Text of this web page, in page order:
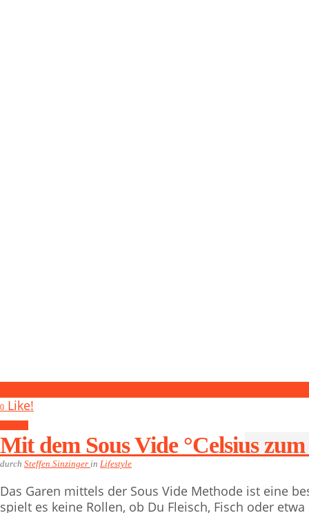
0 Like!
Mit dem Sous Vide °Celsius
durch Steffen Sinzinger in Lifestyle
Das Garen mittels der Sous Vide Methode ist eine
spielt es keine Rollen, ob Du Fleisch, Fisch oder